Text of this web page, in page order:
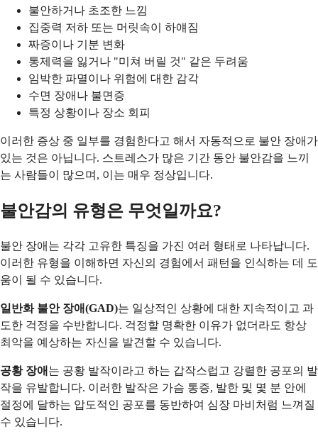
불안하거나 초조한 느낌
집중력 저하 또는 머릿속이 하얘짐
짜증이나 기분 변화
통제력을 잃거나 "미쳐 버릴 것" 같은 두려움
임박한 파멸이나 위험에 대한 감각
수면 장애나 불면증
특정 상황이나 장소 회피
이러한 증상 중 일부를 경험한다고 해서 자동적으로 불안 장애가
있는 것은 아닙니다. 스트레스가 많은 기간 동안 불안감을 느끼
는 사람들이 많으며, 이는 매우 정상입니다.
불안감의 유형은 무엇일까요?
불안 장애는 각각 고유한 특징을 가진 여러 형태로 나타납니다.
이러한 유형을 이해하면 자신의 경험에서 패턴을 인식하는 데 도
움이 될 수 있습니다.
일반화 불안 장애(GAD)는 일상적인 상황에 대한 지속적이고 과
도한 걱정을 수반합니다. 걱정할 명확한 이유가 없더라도 항상
최악을 예상하는 자신을 발견할 수 있습니다.
공황 장애 는 공황 발작이라고 하는 갑작스럽고 강렬한 공포의 발
작을 유발합니다. 이러한 발작은 가슴 통증, 발한 및 몇 분 안에
절정에 달하는 압도적인 공포를 동반하여 심장 마비처럼 느껴질
수 있습니다.